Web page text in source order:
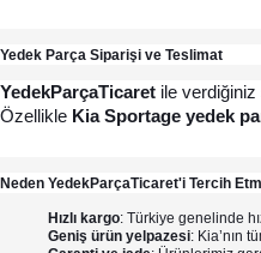
Yedek Parça Siparişi ve Teslimat
YedekParçaTicaret ile verdiğiniz
Özellikle Kia Sportage yedek
Neden YedekParçaTicaret'i Tercih
Hızlı kargo: Türkiye genelinde
Geniş ürün yelpazesi: Kia’nın